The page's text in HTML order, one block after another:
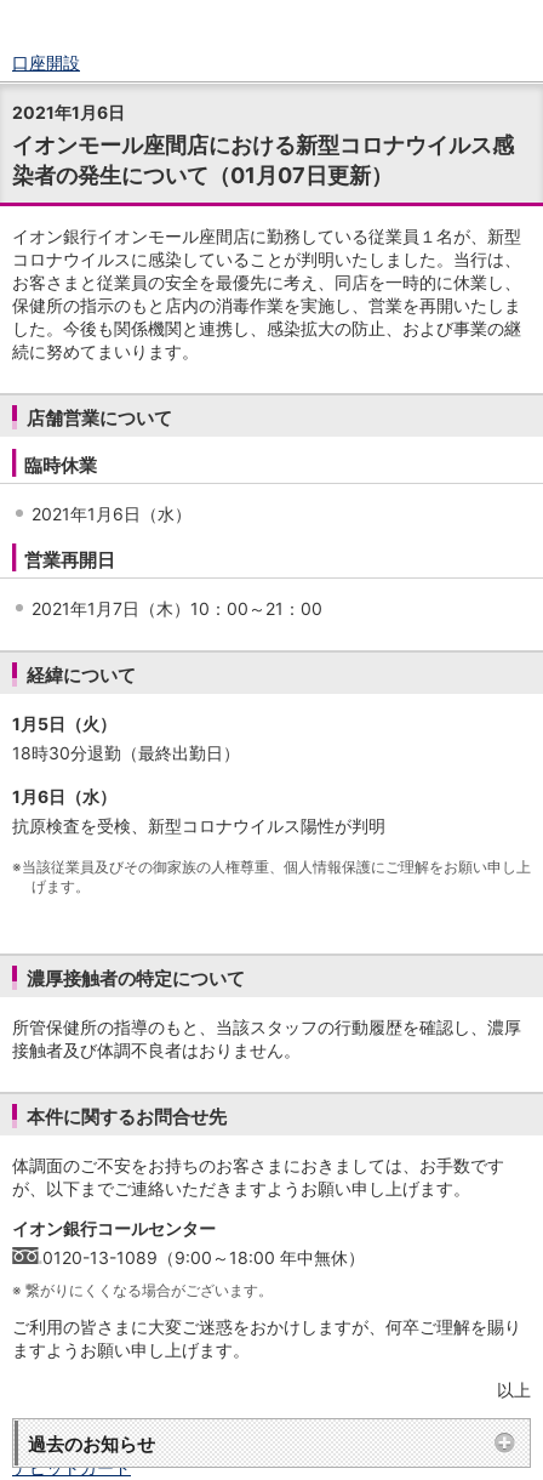
口座開設
ログイン
チャット
メニュー
商品・サービス
預金
円預金TOP
普通預金
定期預金
積立式定期預金
外貨預金TOP
外貨普通預金
外貨定期預金
外貨普通預金積立
投資信託TOP
投信つみたて
NISA
金銭信託
金銭信託のしくみ
iDeCo・国民年金基金
iDeCo（個人型確定拠出年金）
国民年金基金
ロボアドバイザークラウドファンディング
WealthNavi for イオン銀行（ロボアドバイザー）
funds
まいクラウドファンディング
住宅ローン
フラット35
リ・バース60
目的別ローン
目的別ローンマイページ
保険
保険TOP
医療保険
がん保険
就業不能保険
認知症保険
国内旅行傷害保険
スマホ保険
傷害保険
クレジットカード
デビットカード
2021年1月6日
イオンモール座間店における新型コロナウイルス感
染者の発生について（01月07日更新）
イオン銀行イオンモール座間店に勤務している従業員１名が、新型
コロナウイルスに感染していることが判明いたしました。当行は、
お客さまと従業員の安全を最優先に考え、同店を一時的に休業し、
保健所の指示のもと店内の消毒作業を実施し、営業を再開いたしま
した。今後も関係機関と連携し、感染拡大の防止、および事業の継
続に努めてまいります。
店舗営業について
臨時休業
2021年1月6日（水）
営業再開日
2021年1月7日（木）10：00～21：00
経緯について
1月5日（火）
18時30分退勤（最終出勤日）
1月6日（水）
抗原検査を受検、新型コロナウイルス陽性が判明
※当該従業員及びその御家族の人権尊重、個人情報保護にご理解をお願い申し上
げます。
濃厚接触者の特定について
所管保健所の指導のもと、当該スタッフの行動履歴を確認し、濃厚
接触者及び体調不良者はおりません。
本件に関するお問合せ先
体調面のご不安をお持ちのお客さまにおきましては、お手数です
が、以下までご連絡いただきますようお願い申し上げます。
イオン銀行コールセンター
0120-13-1089（9:00～18:00 年中無休）
※ 繋がりにくくなる場合がございます。
ご利用の皆さまに大変ご迷惑をおかけしますが、何卒ご理解を賜り
ますようお願い申し上げます。
以上
過去のお知らせ